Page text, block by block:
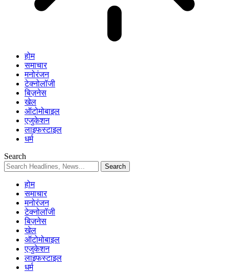
होम
समाचार
मनोरंजन
टेक्नोलॉजी
बिज़नेस
खेल
ऑटोमोबाइल
एजुकेशन
लाइफस्टाइल
धर्म
Search
होम
समाचार
मनोरंजन
टेक्नोलॉजी
बिज़नेस
खेल
ऑटोमोबाइल
एजुकेशन
लाइफस्टाइल
धर्म